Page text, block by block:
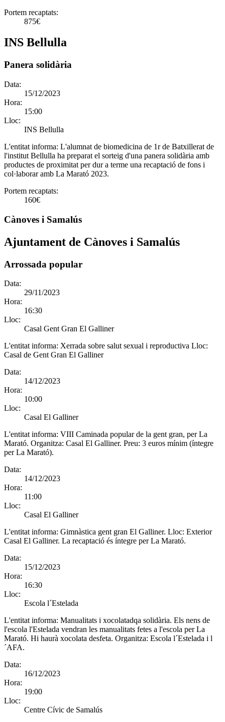
Portem recaptats:
875€
INS Bellulla
Panera solidària
Data:
15/12/2023
Hora:
15:00
Lloc:
INS Bellulla
L'entitat informa: L'alumnat de biomedicina de 1r de Batxillerat de
l'institut Bellulla ha preparat el sorteig d'una panera solidària amb
productes de proximitat per dur a terme una recaptació de fons i
col·laborar amb La Marató 2023.
Portem recaptats:
160€
Cànoves i Samalús
Ajuntament de Cànoves i Samalús
Arrossada popular
Data:
29/11/2023
Hora:
16:30
Lloc:
Casal Gent Gran El Galliner
L'entitat informa: Xerrada sobre salut sexual i reproductiva Lloc:
Casal de Gent Gran El Galliner
Data:
14/12/2023
Hora:
10:00
Lloc:
Casal El Galliner
L'entitat informa: VIII Caminada popular de la gent gran, per La
Marató. Organitza: Casal El Galliner. Preu: 3 euros mínim (íntegre
per La Marató).
Data:
14/12/2023
Hora:
11:00
Lloc:
Casal El Galliner
L'entitat informa: Gimnàstica gent gran El Galliner. Lloc: Exterior
Casal El Galliner. La recaptació és íntegre per La Marató.
Data:
15/12/2023
Hora:
16:30
Lloc:
Escola l´Estelada
L'entitat informa: Manualitats i xocolatadqa solidària. Els nens de
l'escola l'Estelada vendran les manualitats fetes a l'escola per La
Marató. Hi haurà xocolata desfeta. Organitza: Escola l´Estelada i l
´AFA.
Data:
16/12/2023
Hora:
19:00
Lloc:
Centre Cívic de Samalús